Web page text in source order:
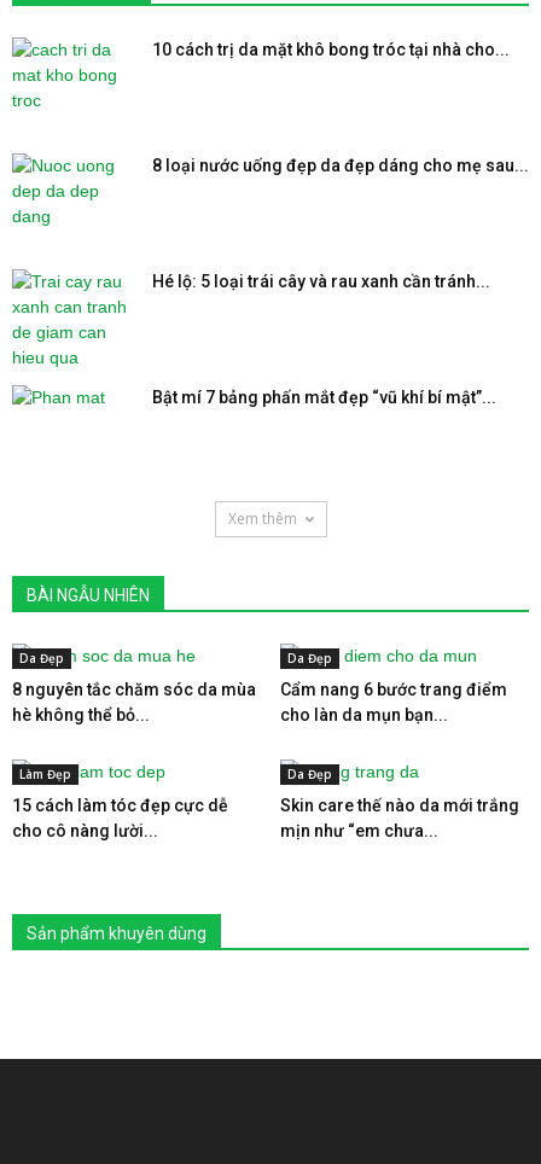
10 cách trị da mặt khô bong tróc tại nhà cho...
8 loại nước uống đẹp da đẹp dáng cho mẹ sau...
Hé lộ: 5 loại trái cây và rau xanh cần tránh...
Bật mí 7 bảng phấn mắt đẹp “vũ khí bí mật”...
Xem thêm
BÀI NGẪU NHIÊN
Da Đẹp
8 nguyên tắc chăm sóc da mùa
hè không thể bỏ...
Da Đẹp
Cẩm nang 6 bước trang điểm
cho làn da mụn bạn...
Làm Đẹp
15 cách làm tóc đẹp cực dễ
cho cô nàng lười...
Da Đẹp
Skin care thế nào da mới trắng
mịn như “em chưa...
Sản phẩm khuyên dùng